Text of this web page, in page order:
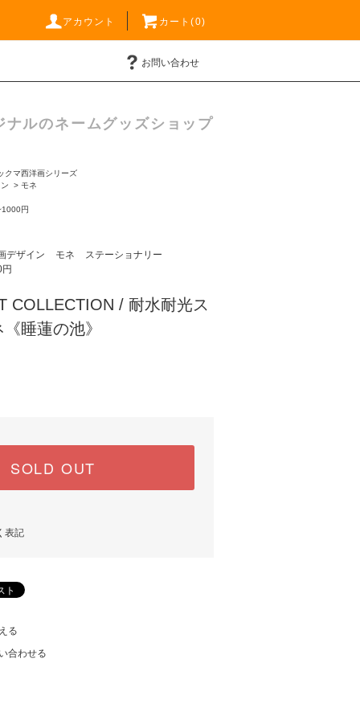
アカウント カート(0)
お問い合わせ
ナルのネームグッズショップ
クマ西洋画シリーズ
> モネ
円
デザイン モネ
ステーショナリー
COLLECTION / 耐水耐光ス
睡蓮の池》
SOLD OUT
表記
る
合わせる